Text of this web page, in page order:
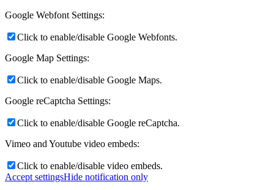
Google Webfont Settings:
Click to enable/disable Google Webfonts.
Google Map Settings:
Click to enable/disable Google Maps.
Google reCaptcha Settings:
Click to enable/disable Google reCaptcha.
Vimeo and Youtube video embeds:
Click to enable/disable video embeds.
Accept settingsHide notification only